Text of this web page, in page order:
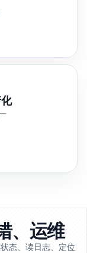
、运维
态、读日志、定位